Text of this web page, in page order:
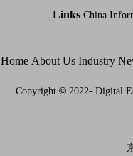
Links China
Home About Us Industry
Copyright ©2022- Digital